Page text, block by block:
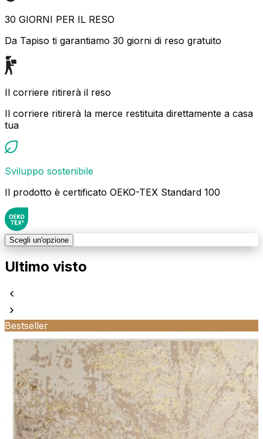
30 GIORNI PER IL RESO
Da Tapiso ti garantiamo 30 giorni di reso gratuito
Il corriere ritirerà il reso
Il corriere ritirerà la merce restituita direttamente a casa
tua
Sviluppo sostenibile
Il prodotto è certificato OEKO-TEX Standard 100
Scegli un'opzione
Ultimo visto
Bestseller